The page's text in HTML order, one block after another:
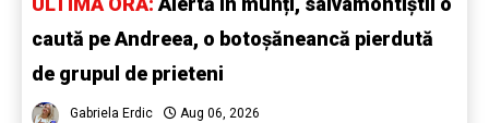
caută pe Andreea, o botoșăneancă pierdută
de grupul de prieteni
Gabriela Erdic Aug 06, 2026